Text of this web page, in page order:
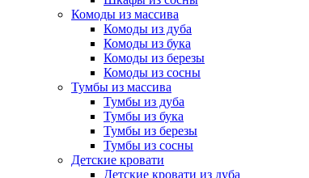
Комоды из массива
Комоды из дуба
Комоды из бука
Комоды из березы
Комоды из сосны
Тумбы из массива
Тумбы из дуба
Тумбы из бука
Тумбы из березы
Тумбы из сосны
Детские кровати
Детские кровати из дуба